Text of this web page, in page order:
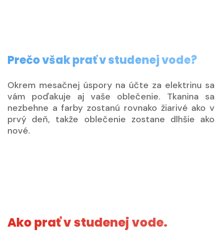
Prečo však prať v studenej vode?
Okrem mesačnej úspory na účte za elektrinu sa
vám poďakuje aj vaše oblečenie. Tkanina sa
nezbehne a farby zostanú rovnako žiarivé ako v
prvý deň, takže oblečenie zostane dlhšie ako
nové.
Ako prať v studenej vode.